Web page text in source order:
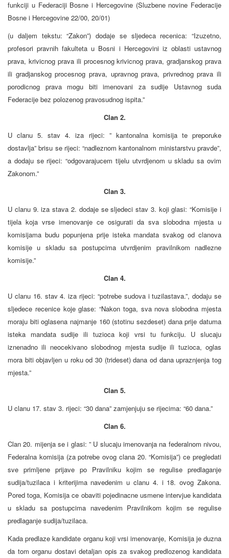
funkciji u Federaciji Bosne i Hercegovine (Sluzbene novine Federacije
Bosne i Hercegovine 22/00, 20/01)
(u daljem tekstu: “Zakon”) dodaje se sljedeca recenica: “Izuzetno,
profesori pravnih fakulteta u Bosni i Hercegovini iz oblasti ustavnog
prava, krivicnog prava ili procesnog krivicnog prava, gradjanskog prava
ili gradjanskog procesnog prava, upravnog prava, privrednog prava ili
porodicnog prava mogu biti imenovani za sudije Ustavnog suda
Federacije bez polozenog pravosudnog ispita.”
Clan 2.
U clanu 5. stav 4. iza rijeci: ” kantonalna komisija te preporuke
dostavlja” brisu se rijeci: “nadleznom kantonalnom ministarstvu pravde”,
a dodaju se rijeci: “odgovarajucem tijelu utvrdjenom u skladu sa ovim
Zakonom.”
Clan 3.
U clanu 9. iza stava 2. dodaje se sljedeci stav 3. koji glasi: “Komisije i
tijela koja vrse imenovanje ce osigurati da sva slobodna mjesta u
komisijama budu popunjena prije isteka mandata svakog od clanova
komisije u skladu sa postupcima utvrdjenim pravilnikom nadlezne
komisije.”
Clan 4.
U clanu 16. stav 4. iza rijeci: “potrebe sudova i tuzilastava.”, dodaju se
sljedece recenice koje glase: “Nakon toga, sva nova slobodna mjesta
moraju biti oglasena najmanje 160 (stotinu sezdeset) dana prije datuma
isteka mandata sudije ili tuzioca koji vrsi tu funkciju. U slucaju
iznenadno ili neocekivano slobodnog mjesta sudije ili tuzioca, oglas
mora biti objavljen u roku od 30 (trideset) dana od dana upraznjenja tog
mjesta.”
Clan 5.
U clanu 17. stav 3. rijeci: “30 dana” zamjenjuju se rijecima: “60 dana.”
Clan 6.
Clan 20. mijenja se i glasi: ” U slucaju imenovanja na federalnom nivou,
Federalna komisija (za potrebe ovog clana 20. “Komisija”) ce pregledati
sve primljene prijave po Pravilniku kojim se regulise predlaganje
sudija/tuzilaca i kriterijima navedenim u clanu 4. i 18. ovog Zakona.
Pored toga, Komisija ce obaviti pojedinacne usmene intervjue kandidata
u skladu sa postupcima navedenim Pravilnikom kojim se regulise
predlaganje sudija/tuzilaca.
Kada predlaze kandidate organu koji vrsi imenovanje, Komisija je duzna
da tom organu dostavi detaljan opis za svakog predlozenog kandidata